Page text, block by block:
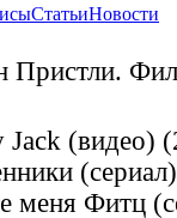
СтатьиНовости
Пристли.
Jack (видео)
меня Фитц